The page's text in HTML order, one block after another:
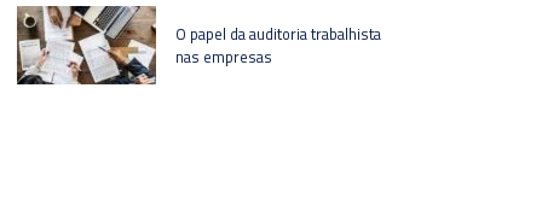
O papel da auditoria trabalhista
nas empresas